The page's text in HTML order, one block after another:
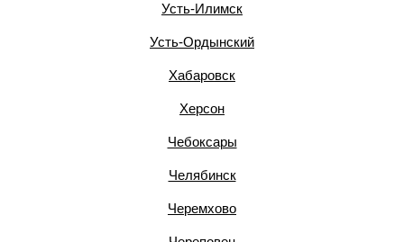
Усть-Илимск
Усть-Ордынский
Хабаровск
Херсон
Чебоксары
Челябинск
Черемхово